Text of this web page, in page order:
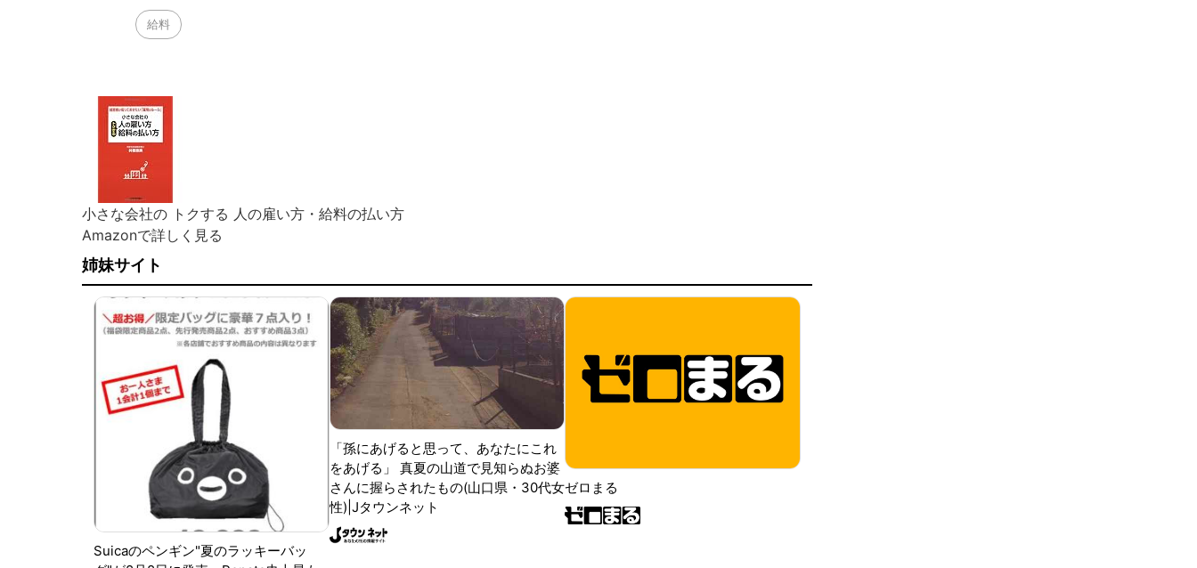
給料
小さな会社の トクする 人の雇い方・給料の払い方
Amazonで詳しく見る
姉妹サイト
Suicaのペンギン"夏のラッキーバッ
「孫にあげると思って、あなたにこれ
をあげる」 真夏の山道で見知らぬお婆
さんに握らされたもの(山口県・30代女
性)|Jタウンネット
ゼロまる